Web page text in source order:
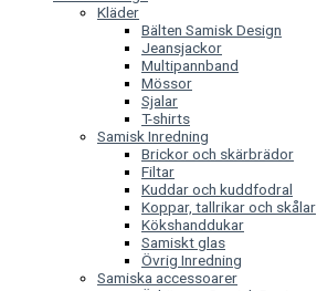
Kläder
Bälten Samisk Design
Jeansjackor
Multipannband
Mössor
Sjalar
T-shirts
Samisk Inredning
Brickor och skärbrädor
Filtar
Kuddar och kuddfodral
Koppar, tallrikar och skålar
Kökshanddukar
Samiskt glas
Övrig Inredning
Samiska accessoarer